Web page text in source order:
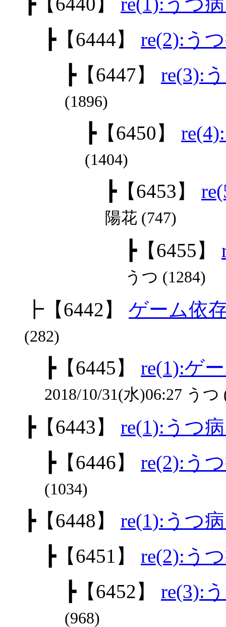
┣【6444】
re(2):う
┣【6447】 re(3):
(1896)
┣【6450】
(1404)
┣【6453】
陽花 (747)
┣【6455】
うつ (1284)
┣ 【6442】 ゲーム依
(282)
┣【6445】 re(1):ゲ
2018/10/31(水)06:27 うつ
┣【6443】
re(1):うつ
┣【6446】 re(2):う
(1034)
┣【6448】
re(1):うつ
┣【6451】
re(2):う
┣【6452】 re(3):
(968)